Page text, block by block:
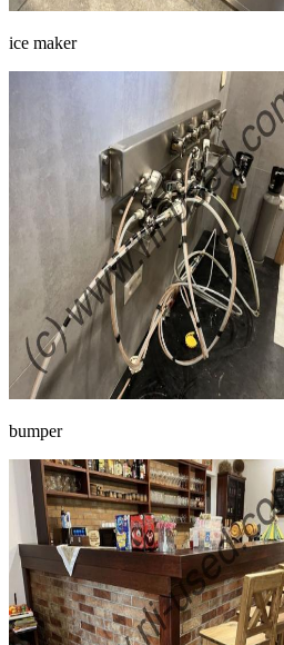
ice maker
bumper